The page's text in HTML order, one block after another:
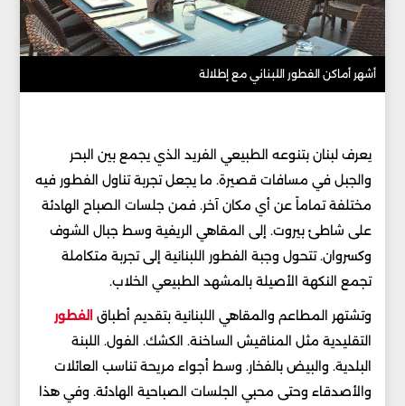
أشهر أماكن الفطور اللبناني مع إطلالة
يعرف لبنان بتنوعه الطبيعي الفريد الذي يجمع بين البحر
والجبل في مسافات قصيرة. ما يجعل تجربة تناول الفطور فيه
مختلفة تماماً عن أي مكان آخر. فمن جلسات الصباح الهادئة
على شاطئ بيروت. إلى المقاهي الريفية وسط جبال الشوف
وكسروان. تتحول وجبة الفطور اللبنانية إلى تجربة متكاملة
تجمع النكهة الأصيلة بالمشهد الطبيعي الخلاب.
وتشتهر المطاعم والمقاهي اللبنانية بتقديم أطباق الفطور
التقليدية مثل المناقيش الساخنة. الكشك. الفول. اللبنة
البلدية. والبيض بالفخار. وسط أجواء مريحة تناسب العائلات
والأصدقاء وحتى محبي الجلسات الصباحية الهادئة. وفي هذا